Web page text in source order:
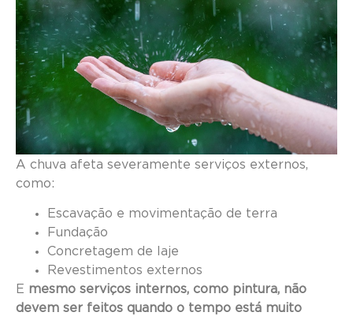
A chuva afeta severamente serviços externos,
como:
Escavação e movimentação de terra
Fundação
Concretagem de laje
Revestimentos externos
E mesmo serviços internos, como pintura, não
devem ser feitos quando o tempo está muito